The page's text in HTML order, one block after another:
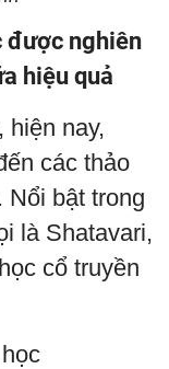
được nghiên
hiệu quả
hiện nay,
các thảo
bật trong
là Shatavari,
cổ truyền